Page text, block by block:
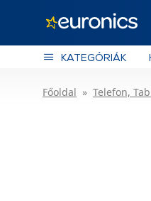
KATEGÓRIÁK
Főoldal Telefon,